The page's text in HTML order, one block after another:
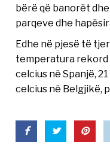
bërë që banorët
parqeve dhe
Edhe në pjesë të
temperatura rekord
celcius në Spanjë,
celcius në Belgjikë,